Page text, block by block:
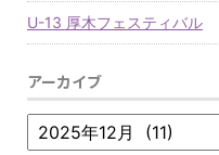
U-13 厚木フェスティバル
アーカイブ